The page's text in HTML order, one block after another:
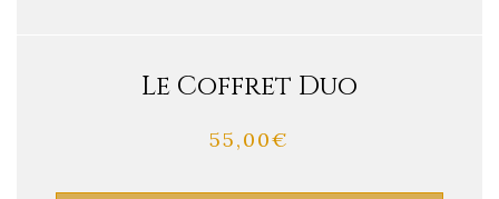
Le Coffret Duo
55,00€